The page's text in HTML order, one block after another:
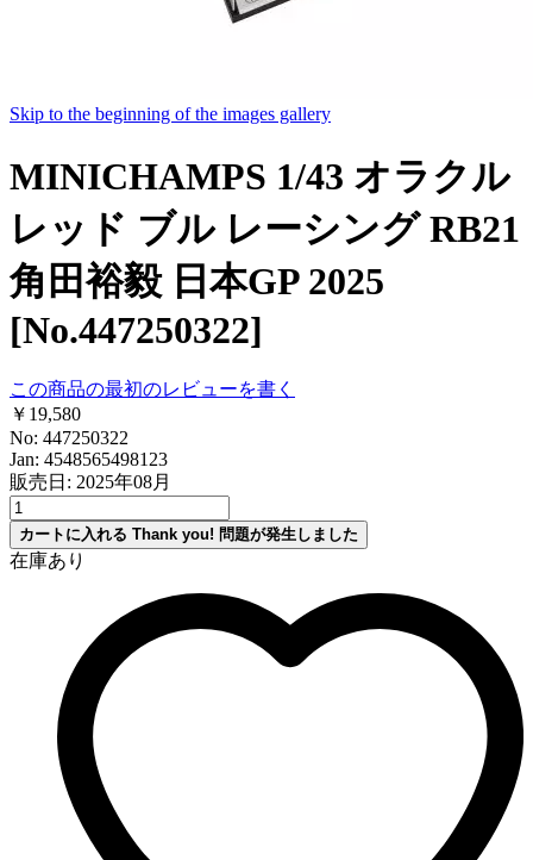
Skip to the beginning of the images gallery
MINICHAMPS 1/43 オラクル
レッド ブル レーシング RB21
角田裕毅 日本GP 2025
[No.447250322]
この商品の最初のレビューを書く
￥19,580
No: 447250322
Jan: 4548565498123
販売日: 2025年08月
カートに入れる Thank you! 問題が発生しました
在庫あり